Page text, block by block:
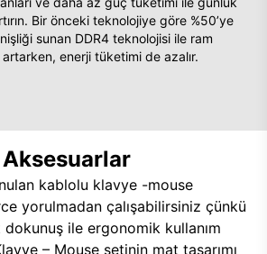
Bir önceki teknolojiye göre %50’ye
sunan DDR4 teknolojisi ile ram
artarken, enerji tüketimi de azalır.
kablolu klavye -mouse
yorulmadan çalışabilirsiniz çünkü
dokunuş ile ergonomik kullanım
– Mouse setinin mat tasarımı